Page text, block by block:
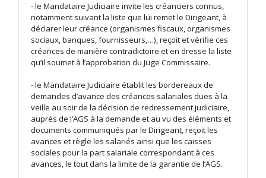
- le Mandataire Judiciaire invite les créanciers connus,
notamment suivant la liste que lui remet le Dirigeant, à
déclarer leur créance (organismes fiscaux, organismes
sociaux, banques, fournisseurs,…), reçoit et vérifie ces
créances de manière contradictoire et en dresse la liste
qu’il soumet à l’approbation du Juge Commissaire.
- le Mandataire Judiciaire établit les bordereaux de
demandes d’avance des créances salariales dues à la
veille au soir de la décision de redressement judiciaire,
auprès de l’AGS à la demande et au vu des éléments et
documents communiqués par le Dirigeant, reçoit les
avances et règle les salariés ainsi que les caisses
sociales pour la part salariale correspondant à ces
avances, le tout dans la limite de la garantie de l’AGS.